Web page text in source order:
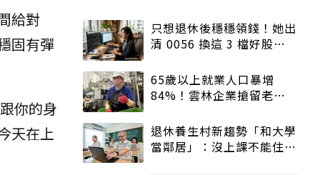
給對
固有彈
你的身
天在上
只想退休後穩穩領錢！她出
清 0056 換這 3 檔好股：
65歲以上就業人口暴增
84%！雲林企業搶留老員
退休養生村新趨勢「和大學
當鄰居」：沒上課不能住、